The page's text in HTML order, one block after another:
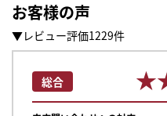
お客様の声
▼レビュー評価1229件
総合